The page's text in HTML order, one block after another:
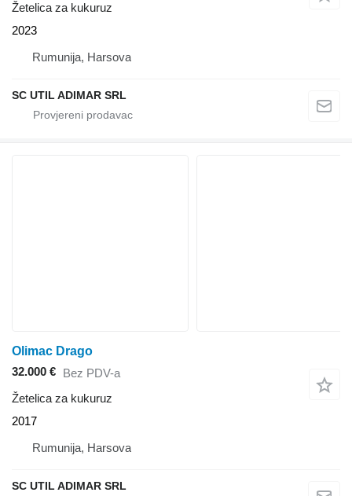
Žetelica za kukuruz
2023
Rumunija, Harsova
SC UTIL ADIMAR SRL
Olimac Drago
32.000 € Bez PDV-a
Žetelica za kukuruz
2017
Rumunija, Harsova
SC UTIL ADIMAR SRL